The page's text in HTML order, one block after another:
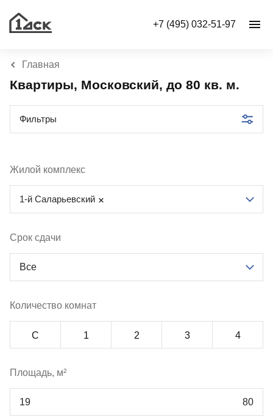
+7 (495) 032-51-97
Главная
Квартиры, Московский, до 80 кв. м.
Фильтры
Жилой комплекс
1-й Саларьевский
Срок сдачи
Все
Количество комнат
С 1 2 3 4
Площадь, м²